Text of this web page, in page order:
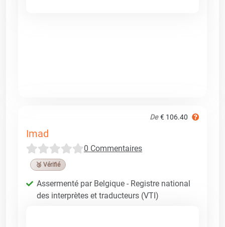
De € 106.40
Imad
0 Commentaires
🥉 Vérifié
Assermenté par Belgique - Registre national
des interprètes et traducteurs (VTI)